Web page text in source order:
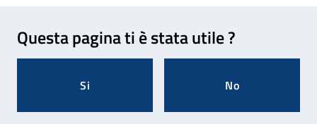
Questa pagina ti è stata utile ?
Si No